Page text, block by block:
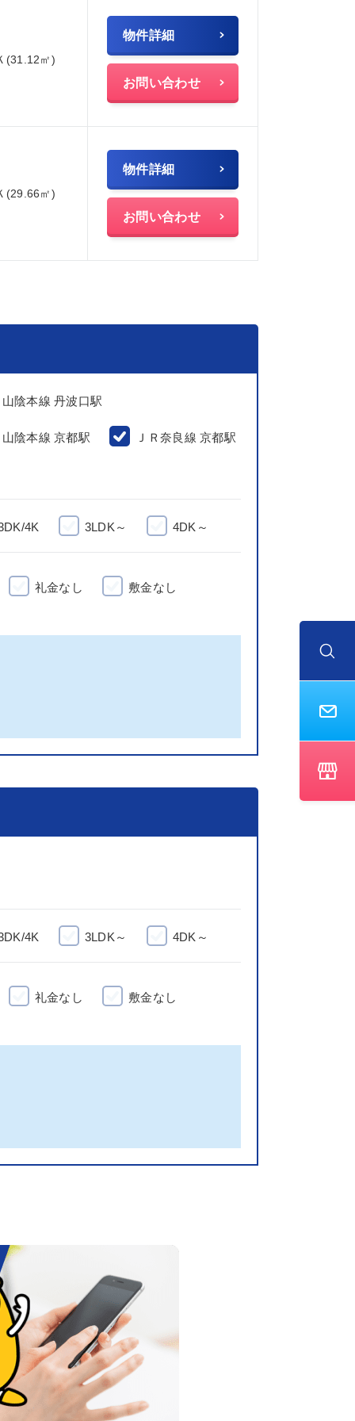
(31.12㎡)
物件詳細
お問い合わせ
(29.66㎡)
物件詳細
お問い合わせ
山陰本線 丹波口駅
山陰本線 京都駅 ＪＲ奈良線 京都駅
4K 3LDK～ 4DK～
礼金なし 敷金なし
4K 3LDK～ 4DK～
礼金なし 敷金なし